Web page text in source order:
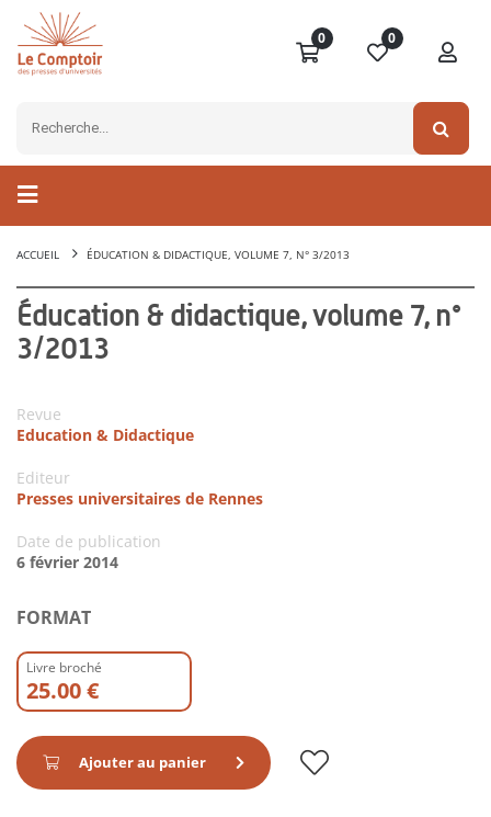
0 0
ACCUEIL ÉDUCATION & DIDACTIQUE, VOLUME 7, N° 3/2013
Éducation & didactique, volume 7, n°
3/2013
Revue
Education & Didactique
Editeur
Presses universitaires de Rennes
Date de publication
6 février 2014
FORMAT
Livre broché
25.00 €
Ajouter au panier